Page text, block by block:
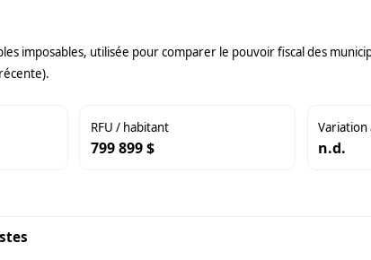
imposables, utilisée pour comparer le pouvoir fiscal des
RFU / habitant
799 899 $
Variation
n.d.